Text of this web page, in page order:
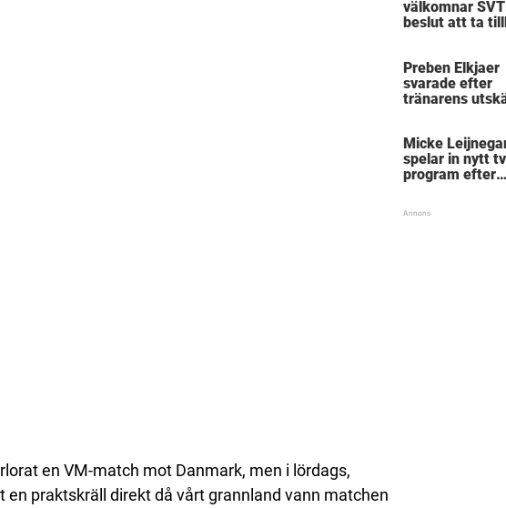
en VM-match mot Danmark, men i lördags,
en praktskräll direkt då vårt grannland vann matchen
välkomnar
beslut att ta
Preben Elkjaer
svarade efter
tränarens
Micke
spelar in nytt
program efter